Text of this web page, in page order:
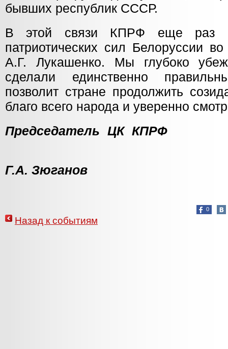
бывших республик СССР.
В этой связи КПРФ еще раз
патриотических сил Белоруссии
А.Г. Лукашенко. Мы глубоко
сделали единственно
позволит стране продолжить
благо всего народа и уверенно
Г.А. Зюганов
0
Назад к событиям